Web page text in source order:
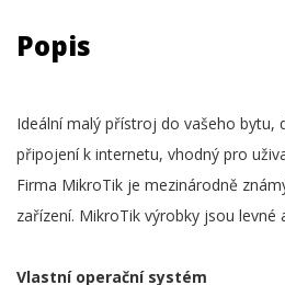
Popis
Ideální malý přístroj do vašeho bytu,
připojení k internetu, vhodný pro
Firma MikroTik je mezinárodně
zařízení. MikroTik výrobky jsou levné
Vlastní operační systém